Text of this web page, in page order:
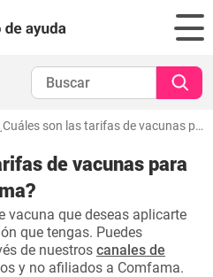
¿Cuáles son las tarifas de vacunas para afiliados a Comfama?
de vacunas para
vacuna que deseas aplicarte
que tengas. Puedes
de nuestros canales de
y no afiliados a Comfama.